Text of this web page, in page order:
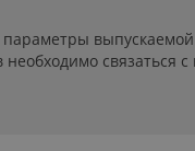
связаться